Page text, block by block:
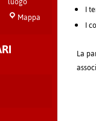
MappaSala
I
I
La